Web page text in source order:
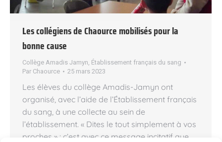
Les collégiens de Chaource mobilisés pour la
bonne cause
Collège Amadis Jamyn Établissement français du sang
Par Chaource 25 mars 2023
Les élèves du collège Amadis-Jamyn ont
organisé, avec l’aide de l’Établissement français
du sang, à une collecte au sein de
l’établissement. « Dites le tout simplement à vos
proches » : c’est avec ce message incitatif que